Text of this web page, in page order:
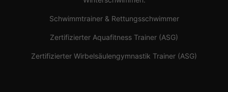
Schwimmtrainer & Rettungsschwimmer
Zertifizierter Aquafitness Trainer (ASG)
Zertifizierter Wirbelsäulengymnastik Trainer (ASG)